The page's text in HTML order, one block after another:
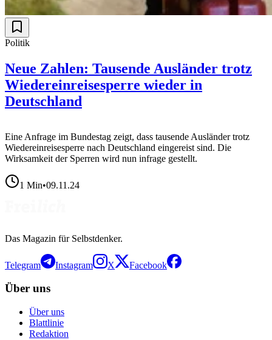
Politik
Neue Zahlen: Tausende Ausländer trotz
Wiedereinreisesperre wieder in
Deutschland
Eine Anfrage im Bundestag zeigt, dass tausende Ausländer trotz
Wiedereinreisesperre nach Deutschland eingereist sind. Die
Wirksamkeit der Sperren wird nun infrage gestellt.
1 Min•09.11.24
Das Magazin für Selbstdenker.
Telegram Instagram X Facebook
Über uns
Über uns
Blattlinie
Redaktion